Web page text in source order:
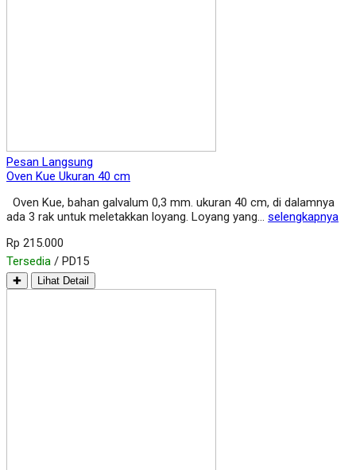
Pesan Langsung
Oven Kue Ukuran 40 cm
Oven Kue, bahan galvalum 0,3 mm. ukuran 40 cm, di dalamnya
ada 3 rak untuk meletakkan loyang. Loyang yang… selengkapnya
Rp 215.000
Tersedia / PD15
✚ Lihat Detail